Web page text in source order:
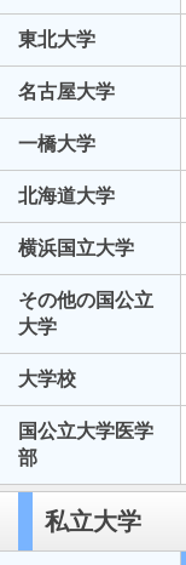
東北大学
名古屋大学
一橋大学
北海道大学
横浜国立大学
その他の国公立
大学
大学校
国公立大学医学
部
私立大学